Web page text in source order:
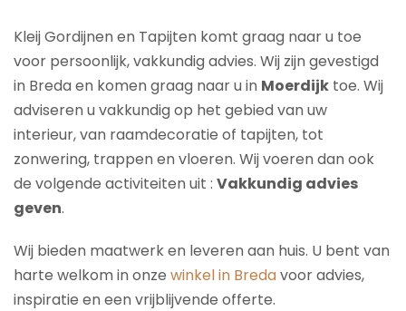
Kleij Gordijnen en Tapijten komt graag naar u toe
voor persoonlijk, vakkundig advies. Wij zijn gevestigd
in Breda en komen graag naar u in Moerdijk toe. Wij
adviseren u vakkundig op het gebied van uw
interieur, van raamdecoratie of tapijten, tot
zonwering, trappen en vloeren. Wij voeren dan ook
de volgende activiteiten uit : Vakkundig advies
geven.
Wij bieden maatwerk en leveren aan huis. U bent van
harte welkom in onze winkel in Bredavoor advies,
inspiratie en een vrijblijvende offerte.